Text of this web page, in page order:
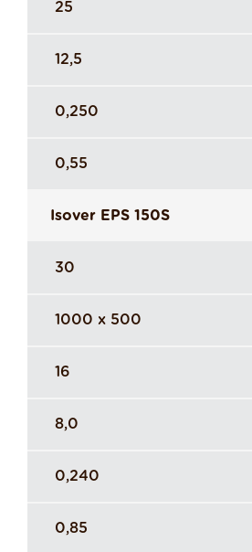
25
12,5
0,250
0,55
Isover EPS 150S
30
1000 x 500
16
8,0
0,240
0,85